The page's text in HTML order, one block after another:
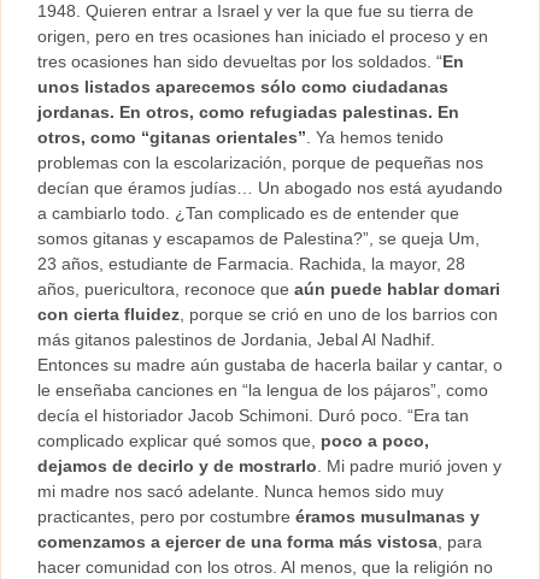
1948. Quieren entrar a Israel y ver la que fue su tierra de
origen, pero en tres ocasiones han iniciado el proceso y en
tres ocasiones han sido devueltas por los soldados. “En
unos listados aparecemos sólo como ciudadanas
jordanas. En otros, como refugiadas palestinas. En
otros, como “gitanas orientales” . Ya hemos tenido
problemas con la escolarización, porque de pequeñas nos
decían que éramos judías… Un abogado nos está ayudando
a cambiarlo todo. ¿Tan complicado es de entender que
somos gitanas y escapamos de Palestina?”, se queja Um,
23 años, estudiante de Farmacia. Rachida, la mayor, 28
años, puericultora, reconoce que aún puede hablar domari
con cierta fluidez , porque se crió en uno de los barrios con
más gitanos palestinos de Jordania, Jebal Al Nadhif.
Entonces su madre aún gustaba de hacerla bailar y cantar, o
le enseñaba canciones en “la lengua de los pájaros”, como
decía el historiador Jacob Schimoni. Duró poco. “Era tan
complicado explicar qué somos que, poco a poco,
dejamos de decirlo y de mostrarlo . Mi padre murió joven y
mi madre nos sacó adelante. Nunca hemos sido muy
practicantes, pero por costumbre éramos musulmanas y
comenzamos a ejercer de una forma más vistosa , para
hacer comunidad con los otros. Al menos, que la religión no